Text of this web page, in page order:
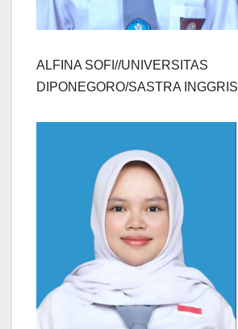
ALFINA SOFI//UNIVERSITAS
DIPONEGORO/SASTRA INGGRIS